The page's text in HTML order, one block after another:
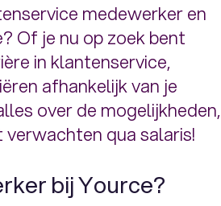
medewerker en
Of je nu op zoek bent
in klantenservice,
afhankelijk van je
over de mogelijkheden,
qua salaris!
bij Yource?